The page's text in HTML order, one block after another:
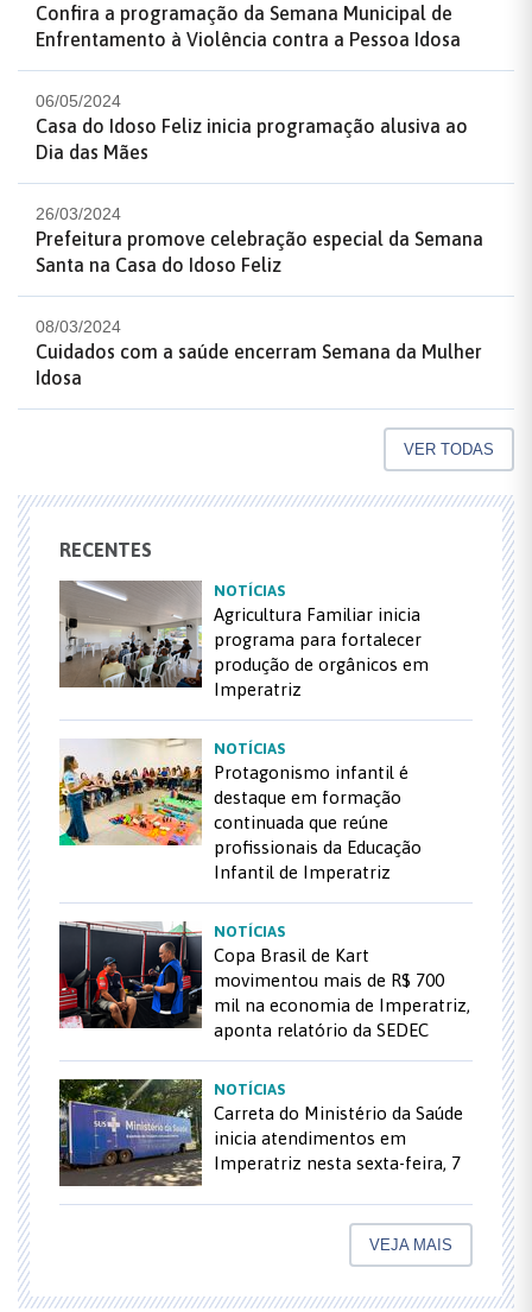
Confira a programação da Semana Municipal de
Enfrentamento à Violência contra a Pessoa Idosa
06/05/2024
Casa do Idoso Feliz inicia programação alusiva ao
Dia das Mães
26/03/2024
Prefeitura promove celebração especial da Semana
Santa na Casa do Idoso Feliz
08/03/2024
Cuidados com a saúde encerram Semana da Mulher
Idosa
VER TODAS
RECENTES
NOTÍCIAS
Agricultura Familiar inicia
programa para fortalecer
produção de orgânicos em
Imperatriz
NOTÍCIAS
Protagonismo infantil é
destaque em formação
continuada que reúne
profissionais da Educação
Infantil de Imperatriz
NOTÍCIAS
Copa Brasil de Kart
movimentou mais de R$ 700
mil na economia de Imperatriz,
aponta relatório da SEDEC
NOTÍCIAS
Carreta do Ministério da Saúde
inicia atendimentos em
Imperatriz nesta sexta-feira, 7
VEJA MAIS